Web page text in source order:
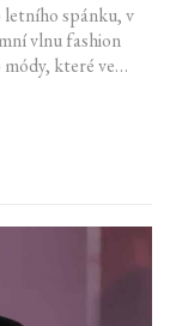
letního spánku, v
vlnu fashion
které ve
zaměří